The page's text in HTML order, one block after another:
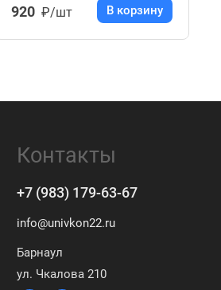
920 ₽/шт В корзину
Контакты
+7 (983) 179-63-67
info@univkon22.ru
Барнаул
ул. Чкалова 210